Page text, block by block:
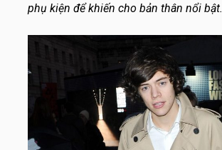
phụ kiện để khiến cho bản thân nổi bật.